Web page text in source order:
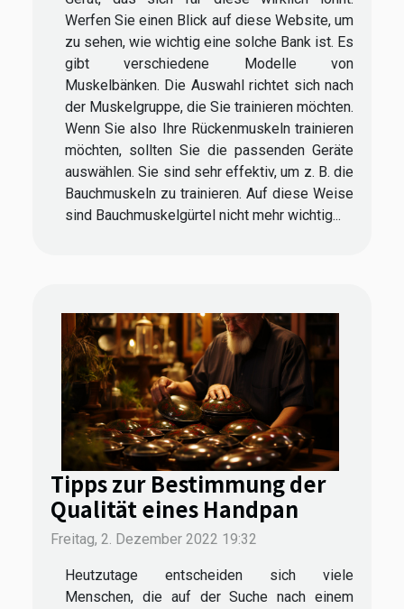
Werfen Sie einen Blick auf diese Website, um
zu sehen, wie wichtig eine solche Bank ist. Es
gibt verschiedene Modelle von
Muskelbänken. Die Auswahl richtet sich nach
der Muskelgruppe, die Sie trainieren möchten.
Wenn Sie also Ihre Rückenmuskeln trainieren
möchten, sollten Sie die passenden Geräte
auswählen. Sie sind sehr effektiv, um z. B. die
Bauchmuskeln zu trainieren. Auf diese Weise
sind Bauchmuskelgürtel nicht mehr wichtig...
Tipps zur Bestimmung der
Qualität eines Handpan
Freitag, 2. Dezember 2022 19:32
Heutzutage entscheiden sich viele
Menschen, die auf der Suche nach einem